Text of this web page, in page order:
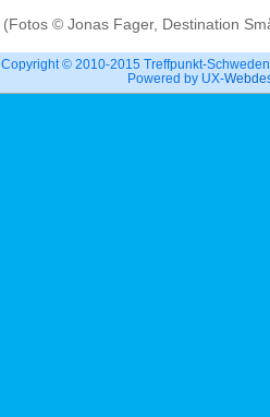
(Fotos © Jonas Fager, Destination
Copyright © 2010-2015 Treffpunkt-
Powered by UX-